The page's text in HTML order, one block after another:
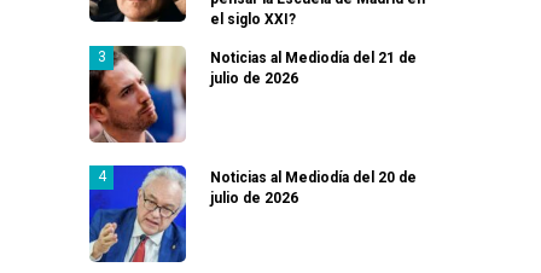
el siglo XXI?
Noticias al Mediodía del 21 de
julio de 2026
Noticias al Mediodía del 20 de
julio de 2026